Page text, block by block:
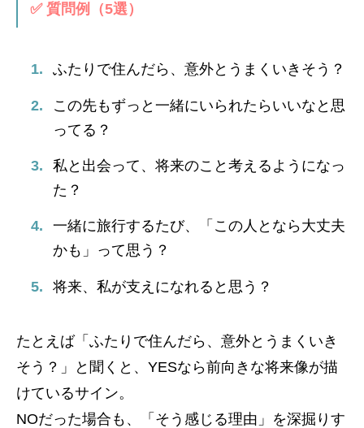
✅ 質問例（5選）
ふたりで住んだら、意外とうまくいきそう？
この先もずっと一緒にいられたらいいなと思
ってる？
私と出会って、将来のこと考えるようになっ
た？
一緒に旅行するたび、「この人となら大丈夫
かも」って思う？
将来、私が支えになれると思う？
たとえば「ふたりで住んだら、意外とうまくいき
そう？」と聞くと、YESなら前向きな将来像が描
けているサイン。
NOだった場合も、「そう感じる理由」を深掘りす